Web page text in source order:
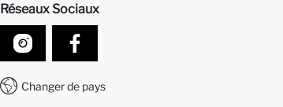
Réseaux Sociaux
Changer de pays